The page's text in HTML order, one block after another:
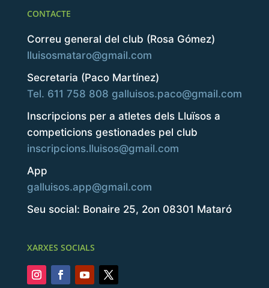
CONTACTE
Correu general del club (Rosa Gómez)
lluisosmataro@gmail.com
Secretaria (Paco Martínez)
Tel. 611 758 808 galluisos.paco@gmail.com
Inscripcions per a atletes dels Lluïsos a
competicions gestionades pel club
inscripcions.lluisos@gmail.com
App
galluisos.app@gmail.com
Seu social: Bonaire 25, 2on 08301 Mataró
XARXES SOCIALS